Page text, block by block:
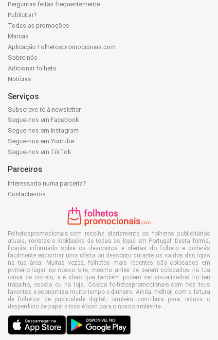
Perguntas feitas frequentemente
Publicitar?
Todas as promoções
Marcas
Aplicação Folhetospromocionais.com
Sobre nós
Adicionar folheto
Notícias
Serviços
Subscreve-te à newsletter
Segue-nos em Facebook
Segue-nos em Instagram
Segue-nos em Youtube
Segue-nos em TikTok
Parceiros
Interessado numa parceria?
Contacta-nos
Folhetospromocionais.com recolhe diariamente os folhetos publicitários
atuais, revistas e lookbooks de todas as lojas em Portugal. Desta forma,
ficarás informado sobre os descontos e ofertas do folheto e poderás
facilmente encontrar uma oferta ou desconto durante os saldos das lojas
na tua área. Muitas vezes, folhetos mais recentes são colocados em
primeiro lugar no nosso site, mesmo antes de serem colocados na tua
caixa de correio, e é claro que também podem ser visualizados no teu
trabalho, escola ou na loja. Coloca folhetospromocionais.com nos teus
favoritos e economiza muito tempo e dinheiro. Ainda melhor, com a leitura
de folhetos de publicidade digital, também contribuis para reduzir o
desperdício de papel e isso é bom para o nosso ambiente.